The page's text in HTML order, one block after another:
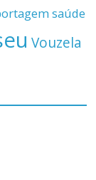
saúde
Vouzela